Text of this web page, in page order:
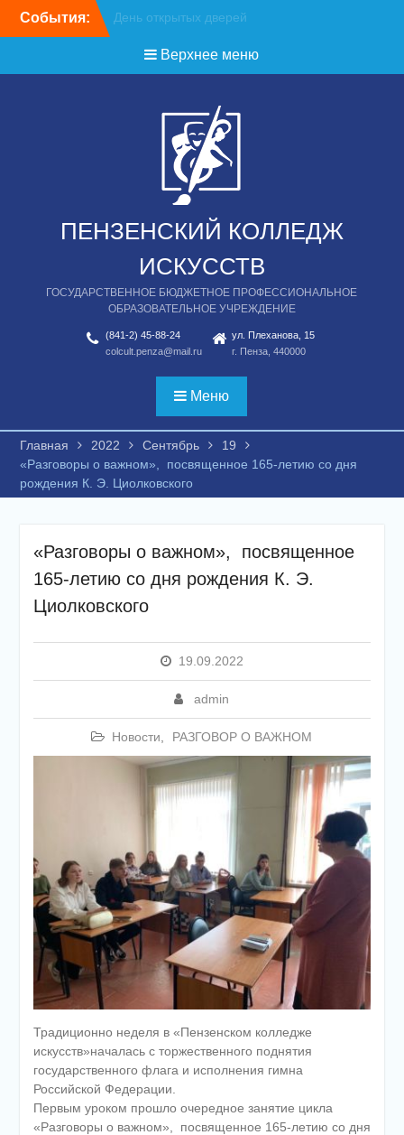
События: День открытых дверей
Верхнее меню
ПЕНЗЕНСКИЙ КОЛЛЕДЖ
ИСКУССТВ
ГОСУДАРСТВЕННОЕ БЮДЖЕТНОЕ ПРОФЕССИОНАЛЬНОЕ
ОБРАЗОВАТЕЛЬНОЕ УЧРЕЖДЕНИЕ
(841-2) 45-88-24
colcult.penza@mail.ru
ул. Плеханова, 15
г. Пенза, 440000
Меню
Главная 2022 Сентябрь
19
«Разговоры о важном», посвященное 165-летию со дня
рождения К. Э. Циолковского
«Разговоры о важном», посвященное
165-летию со дня рождения К. Э.
Циолковского
19.09.2022
admin
Новости РАЗГОВОР О ВАЖНОМ
Традиционно неделя в «Пензенском колледже
искусств»началась с торжественного поднятия
государственного флага и исполнения гимна
Российской Федерации.
Первым уроком прошло очередное занятие цикла
«Разговоры о важном», посвященное 165-летию со дня